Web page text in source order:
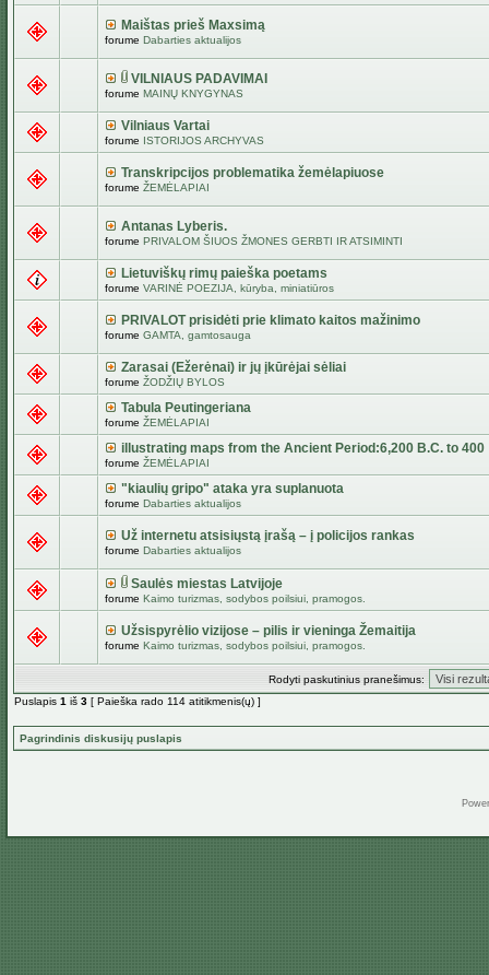
Maištas prieš Maxsimą
forume Dabarties aktualijos
VILNIAUS PADAVIMAI
forume MAINŲ KNYGYNAS
Vilniaus Vartai
forume ISTORIJOS ARCHYVAS
Transkripcijos problematika žemėlapiuose
forume ŽEMĖLAPIAI
Antanas Lyberis.
forume PRIVALOM ŠIUOS ŽMONES GERBTI IR ATSIMINTI
Lietuviškų rimų paieška poetams
forume VARINĖ POEZIJA, kūryba, miniatiūros
PRIVALOT prisidėti prie klimato kaitos mažinimo
forume GAMTA, gamtosauga
Zarasai (Ežerėnai) ir jų įkūrėjai sėliai
forume ŽODŽIŲ BYLOS
Tabula Peutingeriana
forume ŽEMĖLAPIAI
illustrating maps from the Ancient Period:6,200 B.C. to 400
forume ŽEMĖLAPIAI
"kiaulių gripo" ataka yra suplanuota
forume Dabarties aktualijos
Už internetu atsisiųstą įrašą – į policijos rankas
forume Dabarties aktualijos
Saulės miestas Latvijoje
forume Kaimo turizmas, sodybos poilsiui, pramogos.
Užsispyrėlio vizijose – pilis ir vieninga Žemaitija
forume Kaimo turizmas, sodybos poilsiui, pramogos.
Rodyti paskutinius pranešimus:
Puslapis 1 iš 3 [ Paieška rado 114 atitikmenis(ų) ]
Pagrindinis diskusijų puslapis